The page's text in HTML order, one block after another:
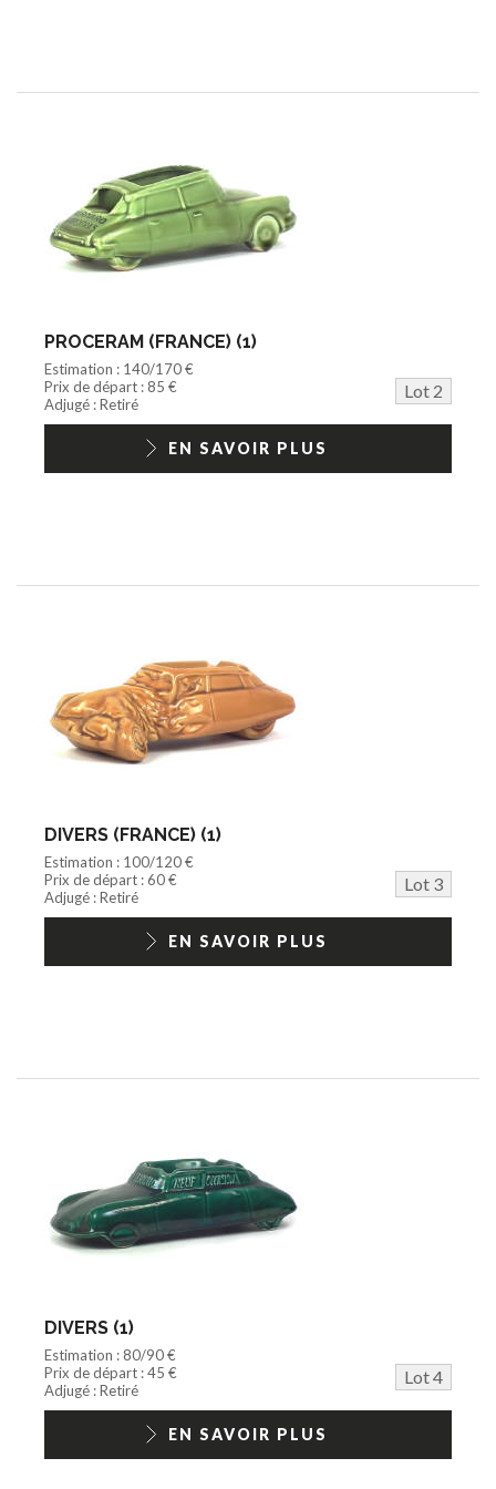
PROCERAM (FRANCE) (1)
Estimation : 140/170 €
Prix de départ : 85 €
Lot 2
Adjugé : Retiré
EN SAVOIR PLUS
DIVERS (FRANCE) (1)
Estimation : 100/120 €
Prix de départ : 60 €
Lot 3
Adjugé : Retiré
EN SAVOIR PLUS
DIVERS (1)
Estimation : 80/90 €
Prix de départ : 45 €
Lot 4
Adjugé : Retiré
EN SAVOIR PLUS